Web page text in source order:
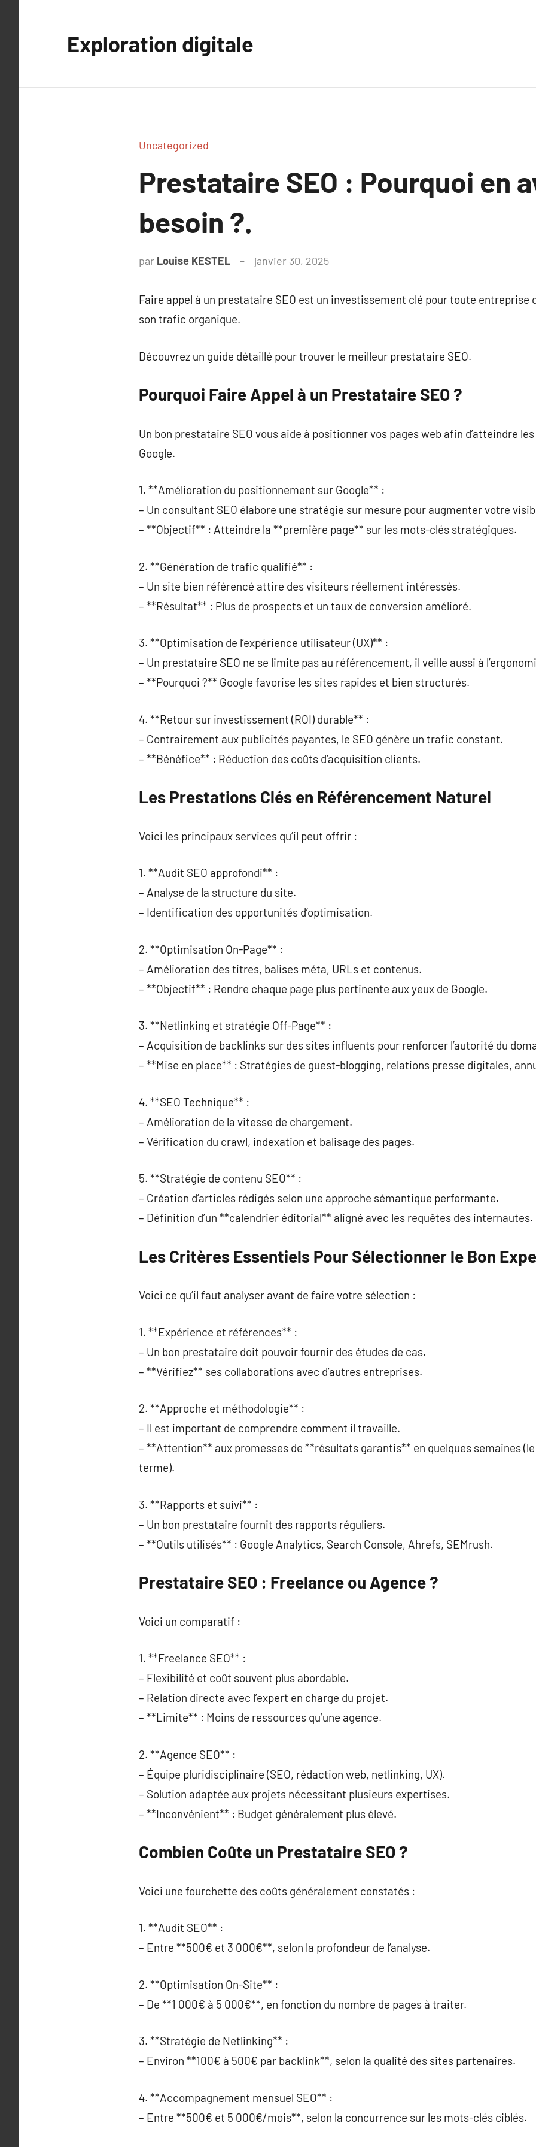
Exploration digitale
Uncategorized
Prestataire SEO : Pourquoi en
besoin ?.
par Louise KESTEL janvier 30, 2025
Faire appel à un prestataire SEO est un investissement clé pour toute entreprise
son trafic organique.
Découvrez un guide détaillé pour trouver le meilleur prestataire SEO.
Pourquoi Faire Appel à un Prestataire SEO ?
Un bon prestataire SEO vous aide à positionner vos pages web afin d’atteindre
Google.
1. **Amélioration du positionnement sur Google** :
– Un consultant SEO élabore une stratégie sur mesure pour augmenter votre
– **Objectif** : Atteindre la **première page** sur les mots-clés stratégiques.
2. **Génération de trafic qualifié** :
– Un site bien référencé attire des visiteurs réellement intéressés.
– **Résultat** : Plus de prospects et un taux de conversion amélioré.
3. **Optimisation de l’expérience utilisateur (UX)** :
– Un prestataire SEO ne se limite pas au référencement, il veille aussi à
– **Pourquoi ?** Google favorise les sites rapides et bien structurés.
4. **Retour sur investissement (ROI) durable** :
– Contrairement aux publicités payantes, le SEO génère un trafic constant.
– **Bénéfice** : Réduction des coûts d’acquisition clients.
Les Prestations Clés en Référencement Naturel
Voici les principaux services qu’il peut offrir :
1. **Audit SEO approfondi** :
– Analyse de la structure du site.
– Identification des opportunités d’optimisation.
2. **Optimisation On-Page** :
– Amélioration des titres, balises méta, URLs et contenus.
– **Objectif** : Rendre chaque page plus pertinente aux yeux de Google.
3. **Netlinking et stratégie Off-Page** :
– Acquisition de backlinks sur des sites influents pour renforcer l’autorité du
– **Mise en place** : Stratégies de guest-blogging, relations presse digitales,
4. **SEO Technique** :
– Amélioration de la vitesse de chargement.
– Vérification du crawl, indexation et balisage des pages.
5. **Stratégie de contenu SEO** :
– Création d’articles rédigés selon une approche sémantique performante.
– Définition d’un **calendrier éditorial** aligné avec les requêtes des internautes.
Les Critères Essentiels Pour Sélectionner le Bon
Voici ce qu’il faut analyser avant de faire votre sélection :
1. **Expérience et références** :
– Un bon prestataire doit pouvoir fournir des études de cas.
– **Vérifiez** ses collaborations avec d’autres entreprises.
2. **Approche et méthodologie** :
– Il est important de comprendre comment il travaille.
– **Attention** aux promesses de **résultats garantis** en quelques semaines
terme).
3. **Rapports et suivi** :
– Un bon prestataire fournit des rapports réguliers.
– **Outils utilisés** : Google Analytics, Search Console, Ahrefs, SEMrush.
Prestataire SEO : Freelance ou Agence ?
Voici un comparatif :
1. **Freelance SEO** :
– Flexibilité et coût souvent plus abordable.
– Relation directe avec l’expert en charge du projet.
– **Limite** : Moins de ressources qu’une agence.
2. **Agence SEO** :
– Équipe pluridisciplinaire (SEO, rédaction web, netlinking, UX).
– Solution adaptée aux projets nécessitant plusieurs expertises.
– **Inconvénient** : Budget généralement plus élevé.
Combien Coûte un Prestataire SEO ?
Voici une fourchette des coûts généralement constatés :
1. **Audit SEO** :
– Entre **500€ et 3 000€**, selon la profondeur de l’analyse.
2. **Optimisation On-Site** :
– De **1 000€ à 5 000€**, en fonction du nombre de pages à traiter.
3. **Stratégie de Netlinking** :
– Environ **100€ à 500€ par backlink**, selon la qualité des sites partenaires.
4. **Accompagnement mensuel SEO** :
– Entre **500€ et 5 000€/mois**, selon la concurrence sur les mots-clés ciblés.